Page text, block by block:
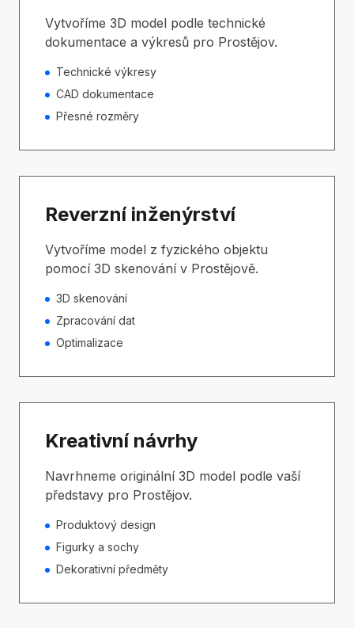
Vytvoříme 3D model podle technické
dokumentace a výkresů pro Prostějov.
Technické výkresy
CAD dokumentace
Přesné rozměry
Reverzní inženýrství
Vytvoříme model z fyzického objektu
pomocí 3D skenování v Prostějově.
3D skenování
Zpracování dat
Optimalizace
Kreativní návrhy
Navrhneme originální 3D model podle vaší
představy pro Prostějov.
Produktový design
Figurky a sochy
Dekorativní předměty